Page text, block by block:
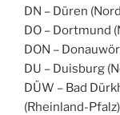
DN – Düren
DO – Dortmund
DON –
DU – Duisburg
DÜW – Bad
(Rheinland-Pfalz)